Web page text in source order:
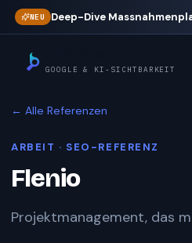
NEU Deep-Dive
GOOGLE & KI-SICHTBARKEIT
← Alle Referenzen
ARBEIT · SEO-REFERENZ
Flenio
Projektmanagement, das